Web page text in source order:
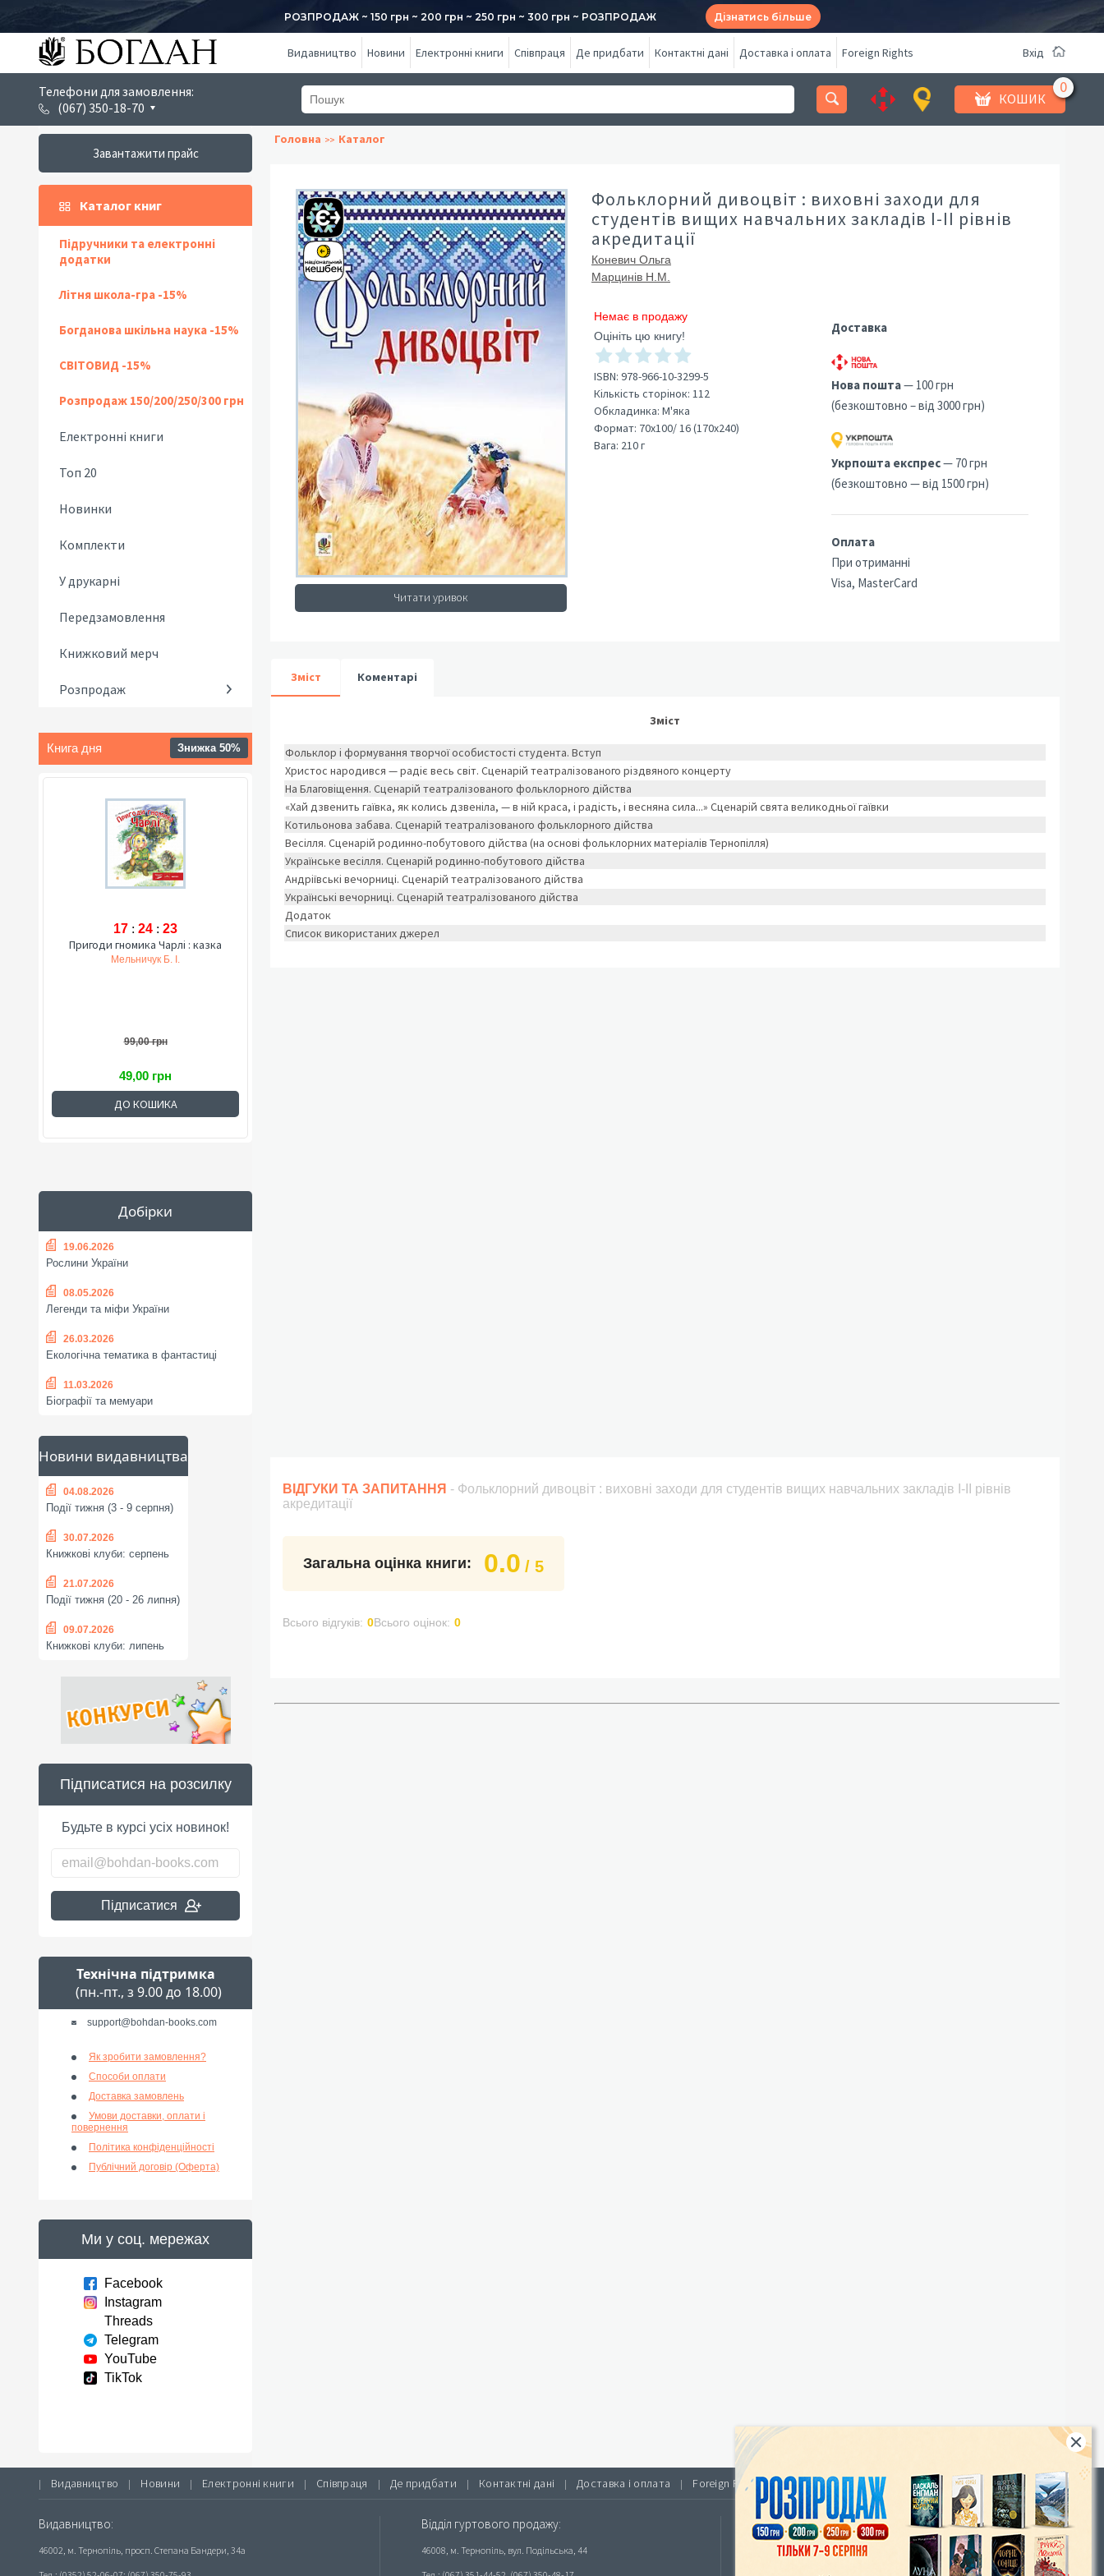
РОЗПРОДАЖ ~ 150 грн ~ 200 грн ~ 250 грн ~ 300 грн ~ РОЗПРОДАЖ Дізнатись більше
Видавництво Новини Електронні книги Співпраця Де придбати Контактні дані Доставка і оплата Foreign Rights Вхід
Телефони для замовлення:
(067) 350-18-70
КОШИК
Завантажити прайс
Каталог книг
Підручники та електронні
додатки
Літня школа-гра -15%
Богданова шкільна наука -15%
СВІТОВИД -15%
Розпродаж 150/200/250/300 грн
Електронні книги
Топ 20
Новинки
Комплекти
У друкарні
Передзамовлення
Книжковий мерч
Розпродаж
Книга дня Знижка 50%
17 : 24 : 22
Пригоди гномика Чарлі : казка
Мельничук Б. І.
99,00 грн
49,00 грн
ДО КОШИКА
Добірки
19.06.2026
Рослини України
08.05.2026
Легенди та міфи України
26.03.2026
Екологічна тематика в фантастиці
11.03.2026
Біографії та мемуари
Новини видавництва
04.08.2026
Події тижня (3 - 9 серпня)
30.07.2026
Книжкові клуби: серпень
21.07.2026
Події тижня (20 - 26 липня)
09.07.2026
Книжкові клуби: липень
Підписатися на розсилку
Будьте в курсі усіх новинок!
Підписатися
Технічна підтримка
(пн.-пт., з 9.00 до 18.00)
support@bohdan-books.com
Як зробити замовлення?
Способи оплати
Доставка замовлень
Умови доставки, оплати і
повернення
Політика конфіденційності
Публічний договір (Оферта)
Ми у соц. мережах
Facebook
Instagram
Threads
Telegram
YouTube
TikTok
Головна Каталог
Читати уривок
Фольклорний дивоцвіт : виховні заходи для
студентів вищих навчальних закладів І-ІІ рівнів
акредитації
Коневич Ольга
Марцинів Н.М.
Немає в продажу
Оцініть цю книгу!
ISBN: 978-966-10-3299-5
Кількість сторінок: 112
Обкладинка: М'яка
Формат: 70х100/ 16 (170х240)
Вага: 210 г
Доставка
Нова пошта— 100 грн
(безкоштовно – від 3000 грн)
Укрпошта експрес— 70 грн
(безкоштовно — від 1500 грн)
Оплата
При отриманні
Visa, MasterCard
Зміст Коментарі
Зміст
Фольклор і формування творчої особистості студента. Вступ
Христос народився — радіє весь світ. Сценарій театралізованого різдвяного концерту
На Благовіщення. Сценарій театралізованого фольклорного дійства
«Хай дзвенить гаївка, як колись дзвеніла, — в ній краса, і радість, і весняна сила...» Сценарій свята великодньої гаївки
Котильонова забава. Сценарій театралізованого фольклорного дійства
Весілля. Сценарій родинно-побутового дійства (на основі фольклорних матеріалів Тернопілля)
Українське весілля. Сценарій родинно-побутового дійства
Андріївські вечорниці. Сценарій театралізованого дійства
Українські вечорниці. Сценарій театралізованого дійства
Додаток
Список використаних джерел
ВІДГУКИ ТА ЗАПИТАННЯ - Фольклорний дивоцвіт : виховні заходи для студентів вищих навчальних закладів І-ІІ рівнів
акредитації
Загальна оцінка книги: 0.0 / 5
Всього відгуків: 0Всього оцінок: 0
| Видавництво | Новини | Електронні книги | Співпраця | Де придбати | Контактні дані | Доставка і оплата | Foreign Rights |
Видавництво:
46002, м. Тернопіль, просп. Степана Бандери, 34а
Відділ гуртового продажу:
46008, м. Тернопіль, вул. Подільська, 44
Інтернет-магазин «Видавництво Богдан»:
46018, м. Тернопіль, А/С 529